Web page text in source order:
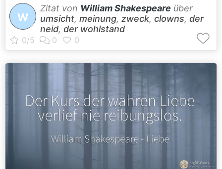
W
Zitat von William Shakespeare über
umsicht, meinung, zweck, clowns, der
neid, der wohlstand